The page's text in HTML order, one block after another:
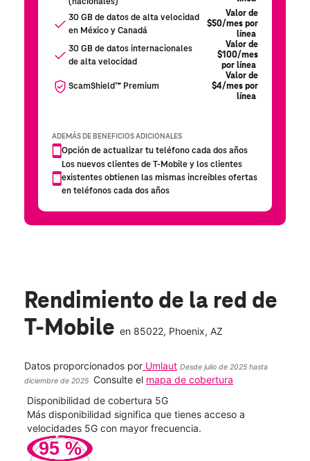
Rendimiento de la red de
T-Mobile en 85022, Phoenix, AZ
Datos proporcionados por Umlaut Desde julio de 2025 hasta
diciembre de 2025
Consulte el mapa de cobertura
Disponibilidad de cobertura 5G
Más disponibilidad significa que tienes acceso a
velocidades 5G con mayor frecuencia.
95 %